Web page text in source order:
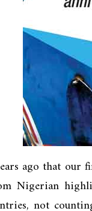
ago that our
Nigerian
not